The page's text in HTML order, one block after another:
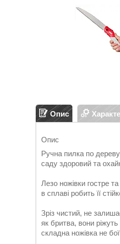
Опис
Опис
Ручна пилка по
саду здоровий та
Лезо ножівки гостре
в сплаві робить її
Зріз чистий, не
як бритва, вони
складна ножівка не